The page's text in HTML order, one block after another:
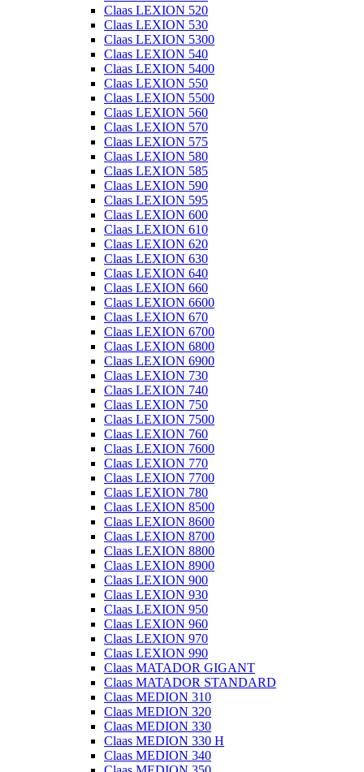
Claas LEXION 520
Claas LEXION 530
Claas LEXION 5300
Claas LEXION 540
Claas LEXION 5400
Claas LEXION 550
Claas LEXION 5500
Claas LEXION 560
Claas LEXION 570
Claas LEXION 575
Claas LEXION 580
Claas LEXION 585
Claas LEXION 590
Claas LEXION 595
Claas LEXION 600
Claas LEXION 610
Claas LEXION 620
Claas LEXION 630
Claas LEXION 640
Claas LEXION 660
Claas LEXION 6600
Claas LEXION 670
Claas LEXION 6700
Claas LEXION 6800
Claas LEXION 6900
Claas LEXION 730
Claas LEXION 740
Claas LEXION 750
Claas LEXION 7500
Claas LEXION 760
Claas LEXION 7600
Claas LEXION 770
Claas LEXION 7700
Claas LEXION 780
Claas LEXION 8500
Claas LEXION 8600
Claas LEXION 8700
Claas LEXION 8800
Claas LEXION 8900
Claas LEXION 900
Claas LEXION 930
Claas LEXION 950
Claas LEXION 960
Claas LEXION 970
Claas LEXION 990
Claas MATADOR GIGANT
Claas MATADOR STANDARD
Claas MEDION 310
Claas MEDION 320
Claas MEDION 330
Claas MEDION 330 H
Claas MEDION 340